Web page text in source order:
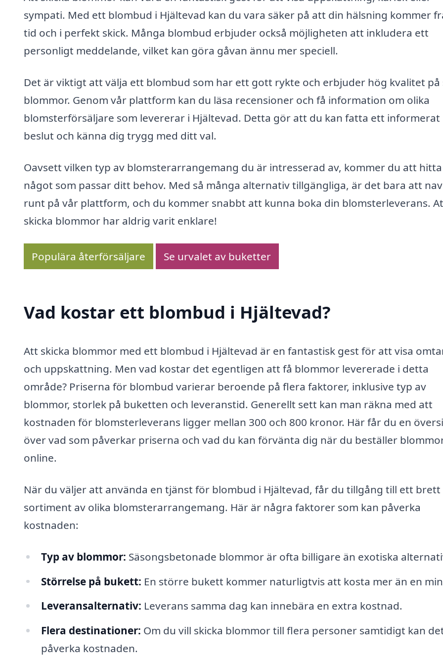
sympati. Med ett blombud i Hjältevad kan du vara säker på att din hälsning kommer
tid och i perfekt skick. Många blombud erbjuder också möjligheten att inkludera ett
personligt meddelande, vilket kan göra gåvan ännu mer speciell.
Det är viktigt att välja ett blombud som har ett gott rykte och erbjuder hög kvalitet på
blommor. Genom vår plattform kan du läsa recensioner och få information om olika
blomsterförsäljare som levererar i Hjältevad. Detta gör att du kan fatta ett informerat
beslut och känna dig trygg med ditt val.
Oavsett vilken typ av blomsterarrangemang du är intresserad av, kommer du att hitta
något som passar ditt behov. Med så många alternativ tillgängliga, är det bara att
runt på vår plattform, och du kommer snabbt att kunna boka din blomsterleverans.
skicka blommor har aldrig varit enklare!
Populära återförsäljare Se urvalet av buketter
Vad kostar ett blombud i Hjältevad?
Att skicka blommor med ett blombud i Hjältevad är en fantastisk gest för att visa
och uppskattning. Men vad kostar det egentligen att få blommor levererade i detta
område? Priserna för blombud varierar beroende på flera faktorer, inklusive typ av
blommor, storlek på buketten och leveranstid. Generellt sett kan man räkna med att
kostnaden för blomsterleverans ligger mellan 300 och 800 kronor. Här får du en
över vad som påverkar priserna och vad du kan förvänta dig när du beställer
online.
När du väljer att använda en tjänst för blombud i Hjältevad, får du tillgång till ett brett
sortiment av olika blomsterarrangemang. Här är några faktorer som kan påverka
kostnaden:
Typ av blommor: Säsongsbetonade blommor är ofta billigare än exotiska
Störrelse på bukett: En större bukett kommer naturligtvis att kosta mer än en
Leveransalternativ: Leverans samma dag kan innebära en extra kostnad.
Flera destinationer: Om du vill skicka blommor till flera personer samtidigt kan
påverka kostnaden.